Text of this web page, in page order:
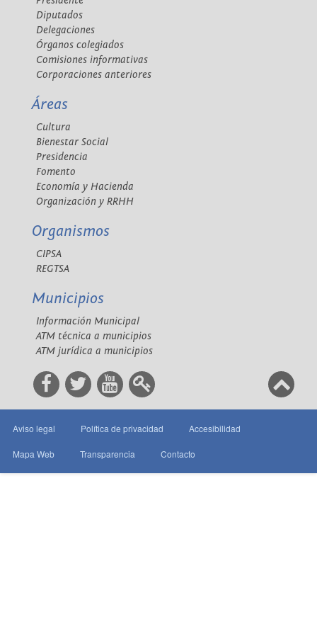
Diputados
Delegaciones
Órganos colegiados
Comisiones informativas
Corporaciones anteriores
Áreas
Cultura
Bienestar Social
Presidencia
Fomento
Economía y Hacienda
Organización y RRHH
Organismos
CIPSA
REGTSA
Municipios
Información Municipal
ATM técnica a municipios
ATM jurídica a municipios
Aviso legal Política de privacidad Accesibilidad
Mapa Web Transparencia Contacto